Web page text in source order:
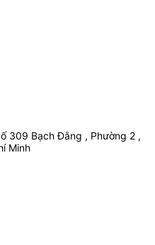
309 Bạch Đằng , Phường 2 ,
Minh